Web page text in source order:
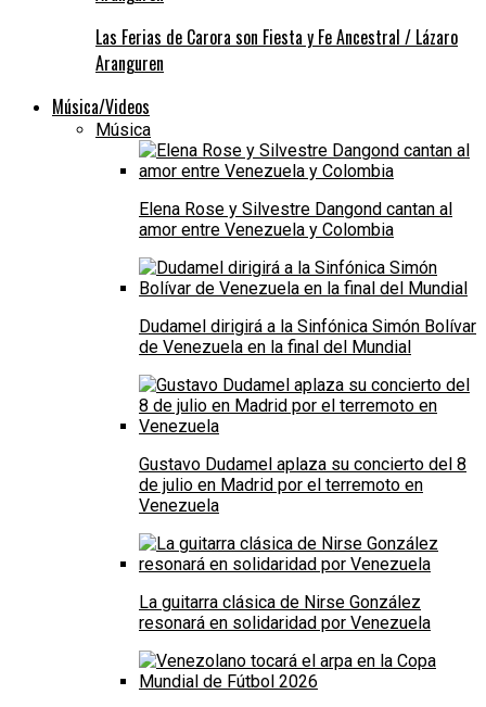
Las Ferias de Carora son Fiesta y Fe Ancestral / Lázaro
Aranguren
Música/Videos
Música
Elena Rose y Silvestre Dangond cantan al
amor entre Venezuela y Colombia
Dudamel dirigirá a la Sinfónica Simón Bolívar
de Venezuela en la final del Mundial
Gustavo Dudamel aplaza su concierto del 8
de julio en Madrid por el terremoto en
Venezuela
La guitarra clásica de Nirse González
resonará en solidaridad por Venezuela